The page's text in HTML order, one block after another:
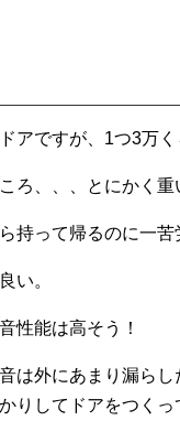
アですが、1つ3万く
ろ、、、とにかく重
持って帰るのに一苦
い。
性能は高そう！
は外にあまり漏らし
りしてドアをつく